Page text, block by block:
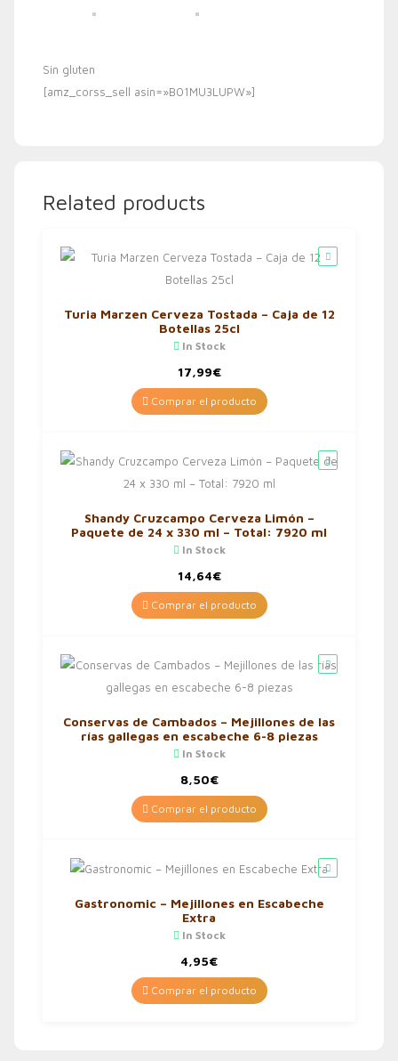
Sin gluten
[amz_corss_sell asin=»B01MU3LUPW»]
Related products
Turia Marzen Cerveza Tostada – Caja de 12
Botellas 25cl
In Stock
17,99€
Comprar el producto
Shandy Cruzcampo Cerveza Limón –
Paquete de 24 x 330 ml – Total: 7920 ml
In Stock
14,64€
Comprar el producto
Conservas de Cambados – Mejillones de las
rías gallegas en escabeche 6-8 piezas
In Stock
8,50€
Comprar el producto
Gastronomic – Mejillones en Escabeche
Extra
In Stock
4,95€
Comprar el producto